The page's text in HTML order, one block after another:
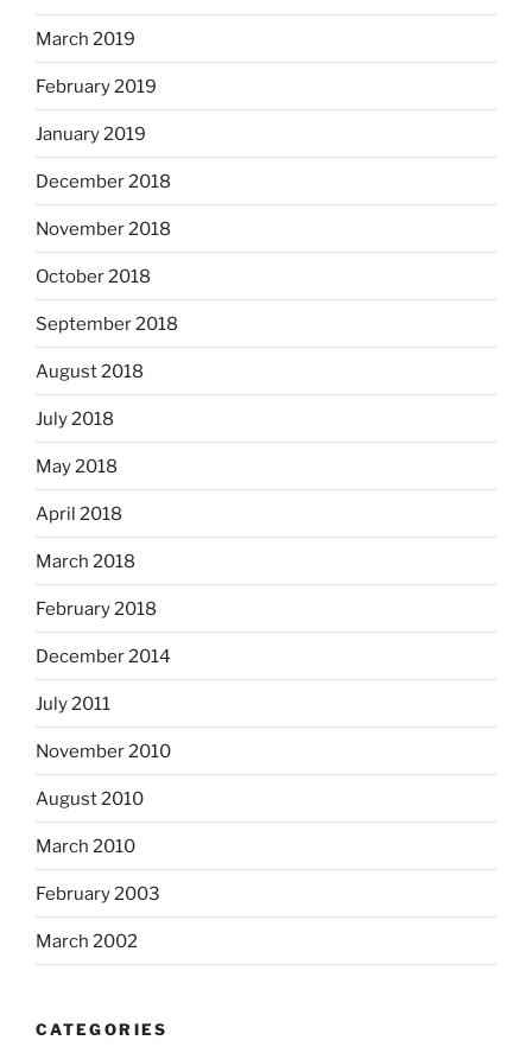
March 2019
February 2019
January 2019
December 2018
November 2018
October 2018
September 2018
August 2018
July 2018
May 2018
April 2018
March 2018
February 2018
December 2014
July 2011
November 2010
August 2010
March 2010
February 2003
March 2002
CATEGORIES